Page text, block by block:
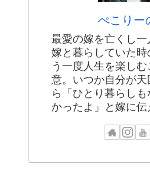
ぺこりー
最愛の嫁を亡くし一
嫁と暮らしていた時
う一度人生を楽し
意。いつか自分が天
ら「ひとり暮らしも
かったよ」と嫁に伝